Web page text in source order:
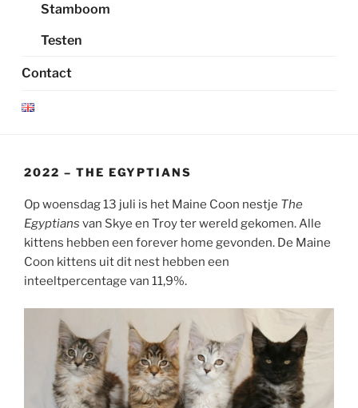
Stamboom
Testen
Contact
2022 – THE EGYPTIANS
Op woensdag 13 juli is het Maine Coon nestje The
Egyptians van Skye en Troy ter wereld gekomen. Alle
kittens hebben een forever home gevonden. De Maine
Coon kittens uit dit nest hebben een
inteeltpercentage van 11,9%.